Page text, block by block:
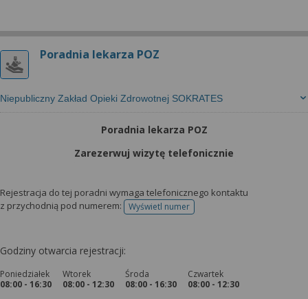
Poradnia lekarza POZ
Niepubliczny Zakład Opieki Zdrowotnej SOKRATES
Poradnia lekarza POZ
Zarezerwuj wizytę telefonicznie
Rejestracja do tej poradni wymaga telefonicznego kontaktu
z przychodnią pod numerem:
Wyświetl numertelefonu do rejestracji
Godziny otwarcia rejestracji:
Poniedziałek
08:00 - 16:30
Wtorek
08:00 - 12:30
Środa
08:00 - 16:30
Czwartek
08:00 - 12:30